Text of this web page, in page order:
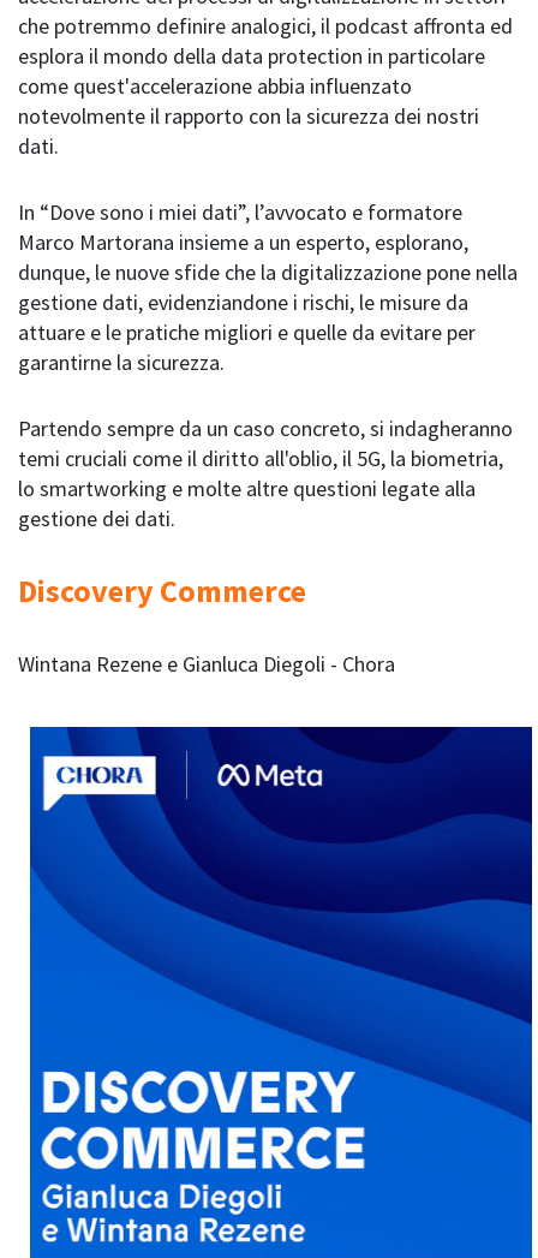
che potremmo definire analogici, il podcast affronta ed
esplora il mondo della data protection in particolare
come quest'accelerazione abbia influenzato
notevolmente il rapporto con la sicurezza dei nostri
dati.
In “Dove sono i miei dati”, l’avvocato e formatore
Marco Martorana insieme a un esperto, esplorano,
dunque, le nuove sfide che la digitalizzazione pone nella
gestione dati, evidenziandone i rischi, le misure da
attuare e le pratiche migliori e quelle da evitare per
garantirne la sicurezza.
Partendo sempre da un caso concreto, si indagheranno
temi cruciali come il diritto all'oblio, il 5G, la biometria,
lo smartworking e molte altre questioni legate alla
gestione dei dati.
Discovery Commerce
Wintana Rezene e Gianluca Diegoli - Chora